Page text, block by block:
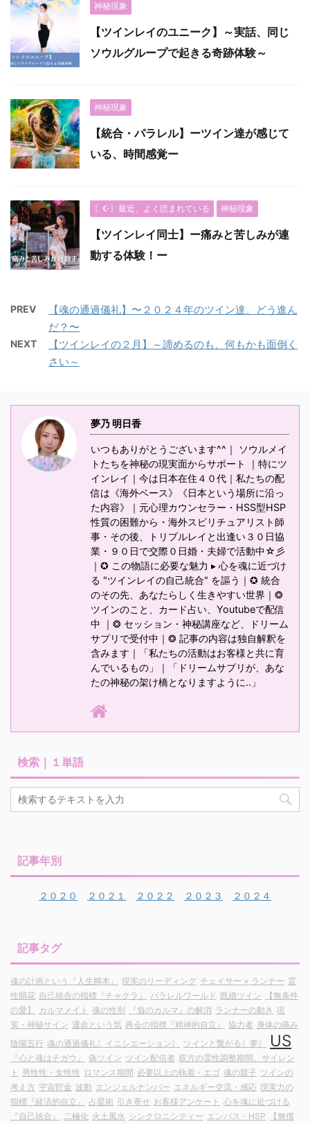
神秘現象
【ツインレイのユニーク】～実話、同じ
ソウルグループで起きる奇跡体験～
神秘現象
【統合・パラレル】ーツイン達が感じて
いる、時間感覚ー
〖☪︎〗最近、よく読まれている 神秘現象
【ツインレイ同士】ー痛みと苦しみが連
動する体験！ー
PREV
【魂の通過儀礼】〜２０２４年のツイン達、どう進ん
だ？〜
NEXT
【ツインレイの２月】～諦めるのも、何もかも面倒く
さい～
夢乃 明日香
いつもありがとうございます^^｜ ソウルメイ
トたちを神秘の現実面からサポート ｜特にツ
インレイ｜今は日本在住４０代｜私たちの配
信は《海外ベース》《日本という場所に沿っ
た内容》｜元心理カウンセラー・HSS型HSP
性質の困難から・海外スピリチュアリスト師
事・その後、トリプルレイと出逢い３０日協
業・９０日で交際０日婚・夫婦で活動中☆彡
｜✪ この物語に必要な魅力 ▸ 心を魂に近づけ
る "ツインレイの自己統合" を謳う｜✪ 統合
のその先、あなたらしく生きやすい世界｜❂
ツインのこと、カード占い、Youtubeで配信
中 ｜❂ セッション・神秘講座など、ドリーム
サプリで受付中｜❂ 記事の内容は独自解釈を
含みます｜「私たちの活動はお客様と共に育
んでいるもの」｜「ドリームサプリが、あな
たの神秘の架け橋となりますように‥」
検索｜１単語
記事年別
２０２０ ２０２１ ２０２２ ２０２３ ２０２４
記事タグ
魂の計画という『人生脚本』 現実のリーディング チェイサー × ランナー 霊
性開花 自己統合の指標『チャクラ』 パラレルワールド 既婚ツイン
【無条件
の愛】
カルマメイト 魂の性別 『負のカルマ』の解消 ランナーの動き 現
実・神秘サイン 運命という気 再会の指標『精神的自立』 協力者 身体の痛み
陰陽五行 魂の通過儀礼〖イニシエーション〗 ツインと繋がる〖夢〗 US
『心と魂はチガウ』 偽ツイン ツイン配信者 双方の霊性調整期間、サイレン
ト
男性性・女性性 ロマンス期間 必要以上の執着・エゴ 魂の親子 ツインの
考え方 宇宙貯金 波動 エンジェルナンバー エネルギー交流・感応 現実力の
指標『経済的自立』
占星術 引き寄せ お客様アンケート 心を魂に近づける
『自己統合』
二極化 火土風水 シンクロニシティー エンパス・HSP
【無償